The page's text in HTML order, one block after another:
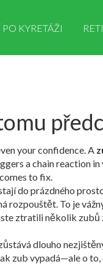
KYRETÁŽI
your confidence. A
a chain reaction
to fix.
do prázdného
rozpouštět. To je
ztratili několik zubů
dlouho
zub vypadá—ale o to,